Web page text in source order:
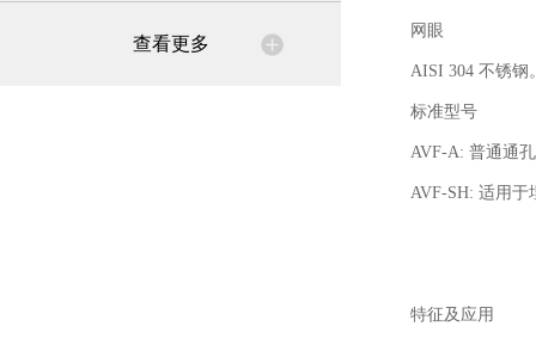
查看更多
网眼
AISI 304 不锈钢
标准型号
AVF-A: 普通通
AVF-SH: 适用于
特征及应用